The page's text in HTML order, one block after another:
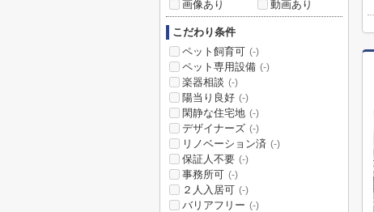
画像あり
動画あり
こだわり条件
ペット飼育可 (-)
ペット専用設備 (-)
楽器相談 (-)
陽当り良好 (-)
閑静な住宅地 (-)
デザイナーズ (-)
リノベーション済 (-)
保証人不要 (-)
事務所可 (-)
２人入居可 (-)
バリアフリー (-)